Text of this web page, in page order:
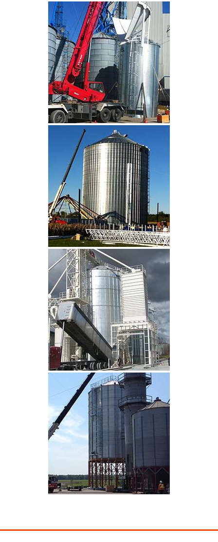
CLIQUEZ POUR AGRANDIR
CLIQUEZ POUR AGRANDIR
CLIQUEZ POUR AGRANDIR